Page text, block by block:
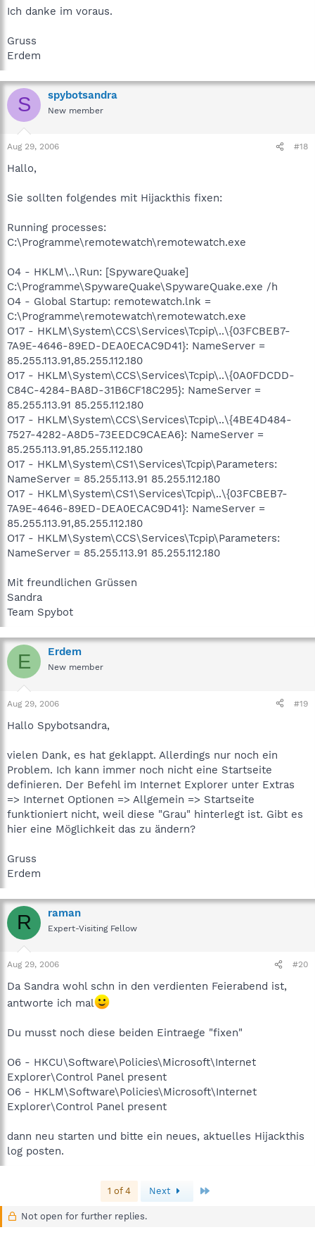
Ich danke im voraus.
Gruss
Erdem
S spybotsandra
New member
Aug 29, 2006 #18
Hallo,
Sie sollten folgendes mit Hijackthis fixen:
Running processes:
C:\Programme\remotewatch\remotewatch.exe
O4 - HKLM\..\Run: [SpywareQuake]
C:\Programme\SpywareQuake\SpywareQuake.exe /h
O4 - Global Startup: remotewatch.lnk =
C:\Programme\remotewatch\remotewatch.exe
O17 - HKLM\System\CCS\Services\Tcpip\..\{03FCBEB7-
7A9E-4646-89ED-DEA0ECAC9D41}: NameServer =
85.255.113.91,85.255.112.180
O17 - HKLM\System\CCS\Services\Tcpip\..\{0A0FDCDD-
C84C-4284-BA8D-31B6CF18C295}: NameServer =
85.255.113.91 85.255.112.180
O17 - HKLM\System\CCS\Services\Tcpip\..\{4BE4D484-
7527-4282-A8D5-73EEDC9CAEA6}: NameServer =
85.255.113.91,85.255.112.180
O17 - HKLM\System\CS1\Services\Tcpip\Parameters:
NameServer = 85.255.113.91 85.255.112.180
O17 - HKLM\System\CS1\Services\Tcpip\..\{03FCBEB7-
7A9E-4646-89ED-DEA0ECAC9D41}: NameServer =
85.255.113.91,85.255.112.180
O17 - HKLM\System\CCS\Services\Tcpip\Parameters:
NameServer = 85.255.113.91 85.255.112.180
Mit freundlichen Grüssen
Sandra
Team Spybot
E Erdem
New member
Aug 29, 2006 #19
Hallo Spybotsandra,
vielen Dank, es hat geklappt. Allerdings nur noch ein
Problem. Ich kann immer noch nicht eine Startseite
definieren. Der Befehl im Internet Explorer unter Extras
=> Internet Optionen => Allgemein => Startseite
funktioniert nicht, weil diese "Grau" hinterlegt ist. Gibt es
hier eine Möglichkeit das zu ändern?
Gruss
Erdem
R raman
Expert-Visiting Fellow
Aug 29, 2006 #20
Da Sandra wohl schn in den verdienten Feierabend ist,
antworte ich mal
Du musst noch diese beiden Eintraege "fixen"
O6 - HKCU\Software\Policies\Microsoft\Internet
Explorer\Control Panel present
O6 - HKLM\Software\Policies\Microsoft\Internet
Explorer\Control Panel present
dann neu starten und bitte ein neues, aktuelles Hijackthis
log posten.
1 of 4 Next
Not open for further replies.